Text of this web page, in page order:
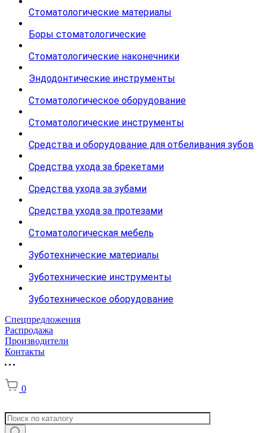
Стоматологические материалы
Боры стоматологические
Стоматологические наконечники
Эндодонтические инструменты
Стоматологическое оборудование
Стоматологические инструменты
Средства и оборудование для отбеливания зубов
Средства ухода за брекетами
Средства ухода за зубами
Средства ухода за протезами
Стоматологическая мебель
Зуботехнические материалы
Зуботехнические инструменты
Зуботехническое оборудование
Спецпредложения
Распродажа
Производители
Контакты
0